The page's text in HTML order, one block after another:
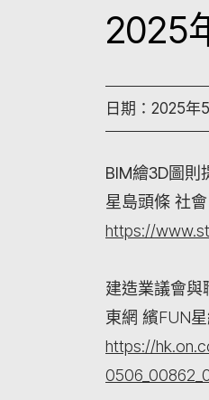
2025
日期：2025年
BIM繪3D圖
星島頭條 社會
https://
建造業議會
東網 繽FUN
https://